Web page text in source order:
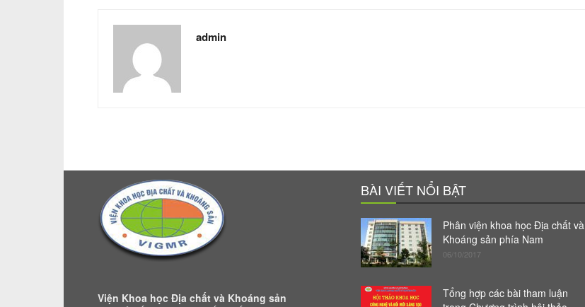
admin
Viện Khoa học Địa chất và Khoáng sản
BÀI VIẾT NỔI BẬT
Phân viện khoa học Địa chất và
Khoáng sản phía Nam
06/10/2017
Tổng hợp các bài tham luận